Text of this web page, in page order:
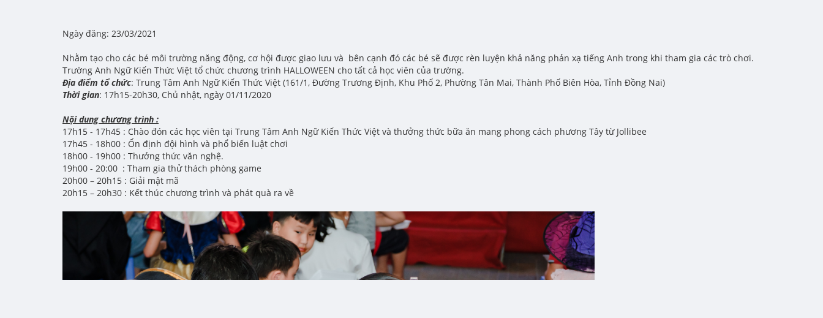
Ngày đăng: 23/03/2021
Nhằm tạo cho các bé môi trường năng động, cơ hội được giao lưu và bên cạnh đó các bé sẽ được rèn luyện khả năng phản xạ tiếng Anh trong khi tham gia các trò chơi.
Trường Anh Ngữ Kiến Thức Việt tổ chức chương trình HALLOWEEN cho tất cả học viên của trường.
Địa điểm tổ chức: Trung Tâm Anh Ngữ Kiến Thức Việt (161/1, Đường Trương Định, Khu Phố 2, Phường Tân Mai, Thành Phố Biên Hòa, Tỉnh Đồng Nai)
Thời gian: 17h15-20h30, Chủ nhật, ngày 01/11/2020
Nội dung chương trình :
17h15 - 17h45 : Chào đón các học viên tại Trung Tâm Anh Ngữ Kiến Thức Việt và thưởng thức bữa ăn mang phong cách phương Tây từ Jollibee
17h45 - 18h00 : Ổn định đội hình và phổ biến luật chơi
18h00 - 19h00 : Thưởng thức văn nghệ.
19h00 - 20:00 : Tham gia thử thách phòng game
20h00 – 20h15 : Giải mật mã
20h15 – 20h30 : Kết thúc chương trình và phát quà ra về